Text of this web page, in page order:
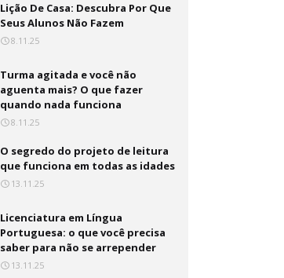
Lição De Casa: Descubra Por Que
Seus Alunos Não Fazem
8.11.25
Turma agitada e você não
aguenta mais? O que fazer
quando nada funciona
8.11.25
O segredo do projeto de leitura
que funciona em todas as idades
13.11.25
Licenciatura em Língua
Portuguesa: o que você precisa
saber para não se arrepender
13.11.25